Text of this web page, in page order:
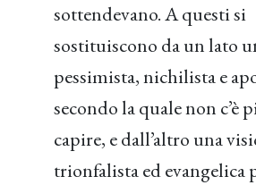
sottendevano. A questi si
sostituiscono da un lato
pessimista, nichilista e
secondo la quale non c’è
capire, e dall’altro una
trionfalista ed evangelica